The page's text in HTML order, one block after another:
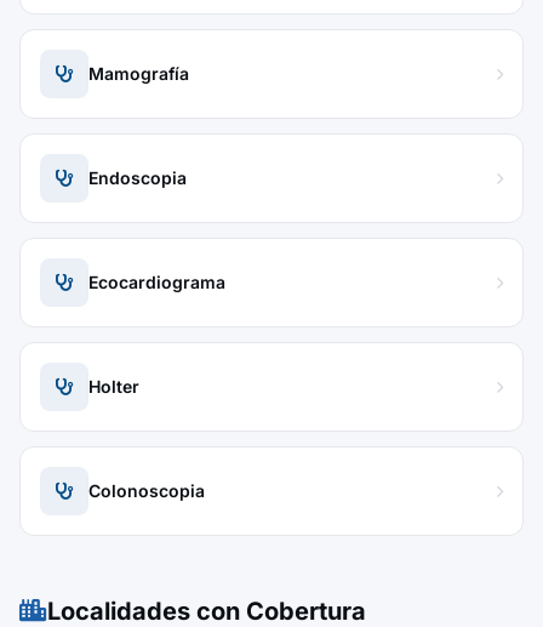
Mamografía
Endoscopia
Ecocardiograma
Holter
Colonoscopia
Localidades con Cobertura